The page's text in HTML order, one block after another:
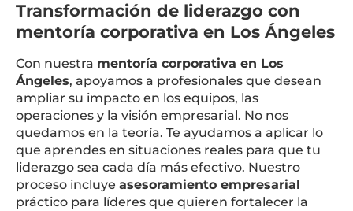
Transformación de liderazgo con
mentoría corporativa en Los Ángeles
Con nuestra mentoría corporativa en Los
Ángeles, apoyamos a profesionales que desean
ampliar su impacto en los equipos, las
operaciones y la visión empresarial. No nos
quedamos en la teoría. Te ayudamos a aplicar lo
que aprendes en situaciones reales para que tu
liderazgo sea cada día más efectivo. Nuestro
proceso incluye asesoramiento empresarial
práctico para líderes que quieren fortalecer la